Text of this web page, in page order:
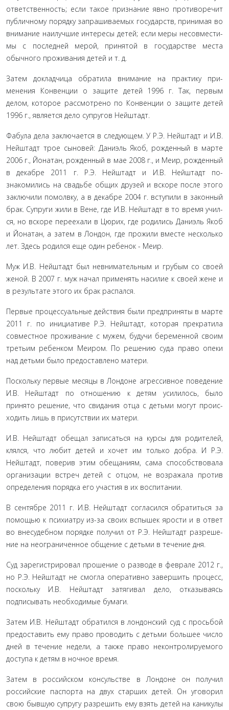
ответственность; если такое признание явно противоречит
пу­бличному порядку запрашиваемых государств, принимая во
внимание наилучшие интересы детей; если меры несовмести­
мы с последней мерой, принятой в государстве места
обычно­го проживания детей и т. д.
Затем докладчица обратила внимание на практику при­
менения Конвенции о защите детей 1996 г. Так, первым
делом, которое рассмотрено по Конвенции о защите детей
1996 г., яв­ляется дело супругов Нейштадт.
Фабула дела заключается в следующем. У Р.Э. Нейштадт и И.В.
Нейштадт трое сыновей: Даниэль Якоб, рожденный в марте
2006 г., Йонатан, рожденный в мае 2008 г., и Меир, рож­денный
в декабре 2011 г. Р.Э. Нейштадт и И.В. Нейштадт по­
знакомились на свадьбе общих друзей и вскоре после этого
заключили помолвку, а в декабре 2004 г. вступили в законный
брак. Супруги жили в Вене, где И.В. Нейштадт в то время учил­
ся, но вскоре переехали в Цюрих, где родились Даниэль Якоб
и Йонатан, а затем в Лондон, где прожили вместе несколько
лет. Здесь родился еще один ребенок - Меир.
Муж И.В. Нейштадт был невнимательным и грубым со своей
женой. В 2007 г. муж начал применять насилие к своей жене и
в результате этого их брак распался.
Первые процессуальные действия были предприняты в марте
2011 г. по инициативе Р.Э. Нейштадт, которая прекра­тила
совместное проживание с мужем, будучи беременной своим
третьим ребенком Меиром. По решению суда право опеки
над детьми было предоставлено матери.
Поскольку первые месяцы в Лондоне агрессивное поведе­ние
И.В. Нейштадт по отношению к детям усилилось, было
принято решение, что свидания отца с детьми могут проис­
ходить лишь в присутствии их матери.
И.В. Нейштадт обещал записаться на курсы для роди­телей,
клялся, что любит детей и хочет им только добра. И Р.Э.
Нейштадт, поверив этим обещаниям, сама способство­вала
организации встреч детей с отцом, не возражала против
определения порядка его участия в их воспитании.
В сентябре 2011 г. И.В. Нейштадт согласился обратиться за
помощью к психиатру из-за своих вспышек ярости и в ответ
во внесудебном порядке получил от Р.Э. Нейштадт разреше­
ние на неограниченное общение с детьми в течение дня.
Суд зарегистрировал прошение о разводе в феврале 2012 г.,
но Р.Э. Нейштадт не смогла оперативно завершить процесс,
поскольку И.В. Нейштадт затягивал дело, отказыва­ясь
подписывать необходимые бумаги.
Затем И.В. Нейштадт обратился в лондонский суд с прось­бой
предоставить ему право проводить с детьми большее чис­ло
дней в течение недели, а также право неконтролируемого
доступа к детям в ночное время.
Затем в российском консульстве в Лондоне он получил
российские паспорта на двух старших детей. Он уговорил
свою бывшую супругу разрешить ему взять детей на канику­лы